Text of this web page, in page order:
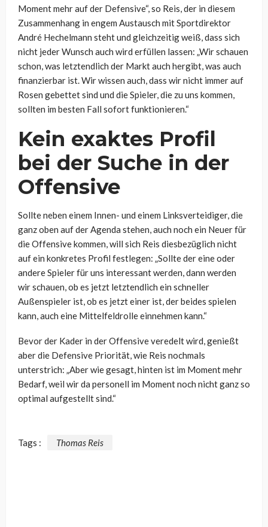
Moment mehr auf der Defensive“, so Reis, der in diesem
Zusammenhang in engem Austausch mit Sportdirektor
André Hechelmann steht und gleichzeitig weiß, dass sich
nicht jeder Wunsch auch wird erfüllen lassen: „Wir schauen
schon, was letztendlich der Markt auch hergibt, was auch
finanzierbar ist. Wir wissen auch, dass wir nicht immer auf
Rosen gebettet sind und die Spieler, die zu uns kommen,
sollten im besten Fall sofort funktionieren.“
Kein exaktes Profil
bei der Suche in der
Offensive
Sollte neben einem Innen- und einem Linksverteidiger, die
ganz oben auf der Agenda stehen, auch noch ein Neuer für
die Offensive kommen, will sich Reis diesbezüglich nicht
auf ein konkretes Profil festlegen: „Sollte der eine oder
andere Spieler für uns interessant werden, dann werden
wir schauen, ob es jetzt letztendlich ein schneller
Außenspieler ist, ob es jetzt einer ist, der beides spielen
kann, auch eine Mittelfeldrolle einnehmen kann.“
Bevor der Kader in der Offensive veredelt wird, genießt
aber die Defensive Priorität, wie Reis nochmals
unterstrich: „Aber wie gesagt, hinten ist im Moment mehr
Bedarf, weil wir da personell im Moment noch nicht ganz so
optimal aufgestellt sind.“
Tags : Thomas Reis